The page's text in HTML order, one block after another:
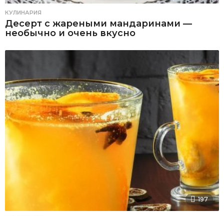
КУЛИНАРИЯ
Десерт с жареными мандаринами —
необычно и очень вкусно
197